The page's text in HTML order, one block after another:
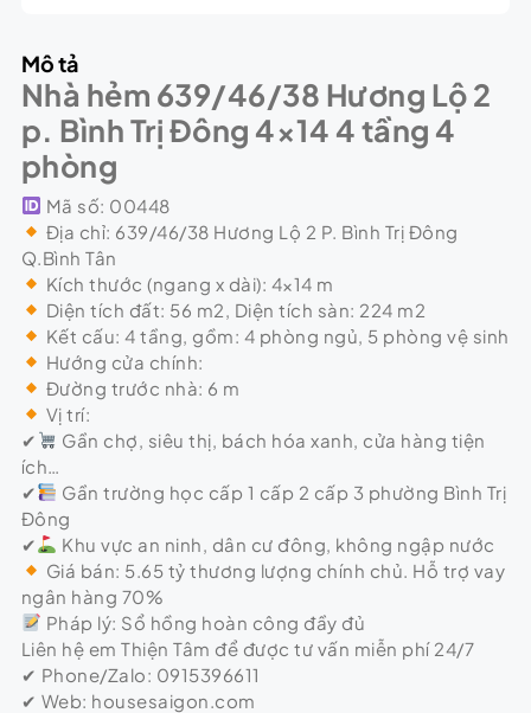
Mô tả
Nhà hẻm 639/46/38 Hương Lộ 2
p. Bình Trị Đông 4×14 4 tầng 4
phòng
Mã số: 00448
Địa chỉ: 639/46/38 Hương Lộ 2 P. Bình Trị Đông
Q.Bình Tân
Kích thước (ngang x dài): 4×14 m
Diện tích đất: 56 m2, Diện tích sàn: 224 m2
Kết cấu: 4 tầng, gồm: 4 phòng ngủ, 5 phòng vệ sinh
Hướng cửa chính:
Đường trước nhà: 6 m
Vị trí:
✔
Gần chợ, siêu thị, bách hóa xanh, cửa hàng tiện
ích…
✔
Gần trường học cấp 1 cấp 2 cấp 3 phường Bình Trị
Đông
✔
Khu vực an ninh, dân cư đông, không ngập nước
Giá bán: 5.65 tỷ thương lượng chính chủ. Hỗ trợ vay
ngân hàng 70%
Pháp lý: Sổ hồng hoàn công đầy đủ
Liên hệ em Thiện Tâm để được tư vấn miễn phí 24/7
✔ Phone/Zalo: 0915396611
✔ Web: housesaigon.com